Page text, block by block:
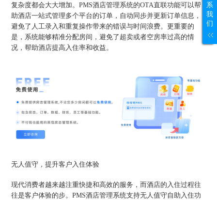
复杂度都会大大增加。PMS酒店管理系统的OTA直联功能可以帮
助酒店一站式管理多个平台的订单，自动同步并更新订单信息，
避免了人工录入和重复操作带来的错误与时间浪费。更重要的
是，系统能够精准分配房间，避免了超卖或者空房率过高的情
况，帮助酒店提高入住率和收益。
无人值守，提升客户入住体验
现代消费者越来越注重快捷和高效的服务，而酒店的入住过程往
往是客户体验的步。PMS酒店管理系统支持无人值守自助入住功
系
我
们